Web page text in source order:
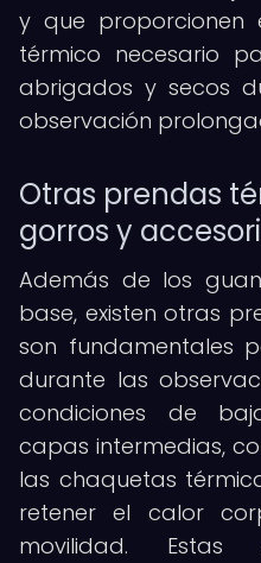
y que proporcionen
térmico necesario
abrigados y secos
observación
Otras prendas
gorros y
Además de los
base, existen otras
son fundamentales
durante las
condiciones de
capas intermedias,
las chaquetas
retener el calor
movilidad.